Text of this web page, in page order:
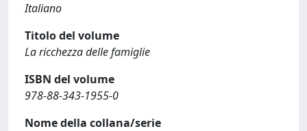
Italiano
Titolo del volume
La ricchezza delle famiglie
ISBN del volume
978-88-343-1955-0
Nome della collana/serie